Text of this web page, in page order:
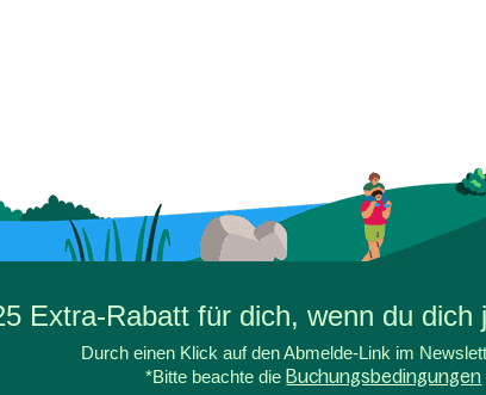
Extra-Rabatt für dich, wenn du
Durch einen Klick auf den Abmelde-Link im
*Bitte beachte die Buchungsbedingungen